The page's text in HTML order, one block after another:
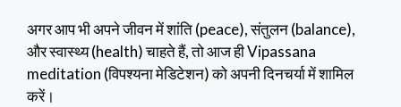
अगर आप भी अपने जीवन में शांति (peace), संतुलन (balance),
और स्वास्थ्य (health) चाहते हैं, तो आज ही Vipassana
meditation (विपश्यना मेडिटेशन) को अपनी दिनचर्या में शामिल
करें।